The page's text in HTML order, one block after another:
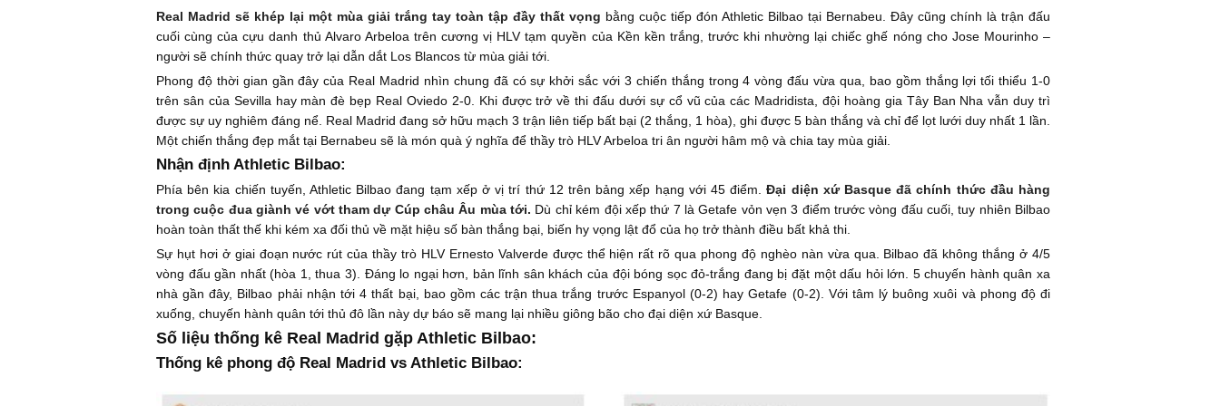
Real Madrid sẽ khép lại một mùa giải trắng tay toàn tập đầy thất vọng bằng cuộc tiếp đón Athletic Bilbao tại Bernabeu. Đây cũng chính là trận đấu
cuối cùng của cựu danh thủ Alvaro Arbeloa trên cương vị HLV tạm quyền của Kền kền trắng, trước khi nhường lại chiếc ghế nóng cho Jose Mourinho –
người sẽ chính thức quay trở lại dẫn dắt Los Blancos từ mùa giải tới.
Phong độ thời gian gần đây của Real Madrid nhìn chung đã có sự khởi sắc với 3 chiến thắng trong 4 vòng đấu vừa qua, bao gồm thắng lợi tối thiểu 1-0
trên sân của Sevilla hay màn đè bẹp Real Oviedo 2-0. Khi được trở về thi đấu dưới sự cổ vũ của các Madridista, đội hoàng gia Tây Ban Nha vẫn duy trì
được sự uy nghiêm đáng nể. Real Madrid đang sở hữu mạch 3 trận liên tiếp bất bại (2 thắng, 1 hòa), ghi được 5 bàn thắng và chỉ để lọt lưới duy nhất 1 lần.
Một chiến thắng đẹp mắt tại Bernabeu sẽ là món quà ý nghĩa để thầy trò HLV Arbeloa tri ân người hâm mộ và chia tay mùa giải.
Nhận định Athletic Bilbao:
Phía bên kia chiến tuyến, Athletic Bilbao đang tạm xếp ở vị trí thứ 12 trên bảng xếp hạng với 45 điểm.Đại diện xứ Basque đã chính thức đầu hàng
trong cuộc đua giành vé vớt tham dự Cúp châu Âu mùa tới. Dù chỉ kém đội xếp thứ 7 là Getafe vỏn vẹn 3 điểm trước vòng đấu cuối, tuy nhiên Bilbao
hoàn toàn thất thế khi kém xa đối thủ về mặt hiệu số bàn thắng bại, biến hy vọng lật đổ của họ trở thành điều bất khả thi.
Sự hụt hơi ở giai đoạn nước rút của thầy trò HLV Ernesto Valverde được thể hiện rất rõ qua phong độ nghèo nàn vừa qua. Bilbao đã không thắng ở 4/5
vòng đấu gần nhất (hòa 1, thua 3). Đáng lo ngại hơn, bản lĩnh sân khách của đội bóng sọc đỏ-trắng đang bị đặt một dấu hỏi lớn. 5 chuyến hành quân xa
nhà gần đây, Bilbao phải nhận tới 4 thất bại, bao gồm các trận thua trắng trước Espanyol (0-2) hay Getafe (0-2). Với tâm lý buông xuôi và phong độ đi
xuống, chuyến hành quân tới thủ đô lần này dự báo sẽ mang lại nhiều giông bão cho đại diện xứ Basque.
Số liệu thống kê Real Madrid gặp Athletic Bilbao:
Thống kê phong độ Real Madrid vs Athletic Bilbao: